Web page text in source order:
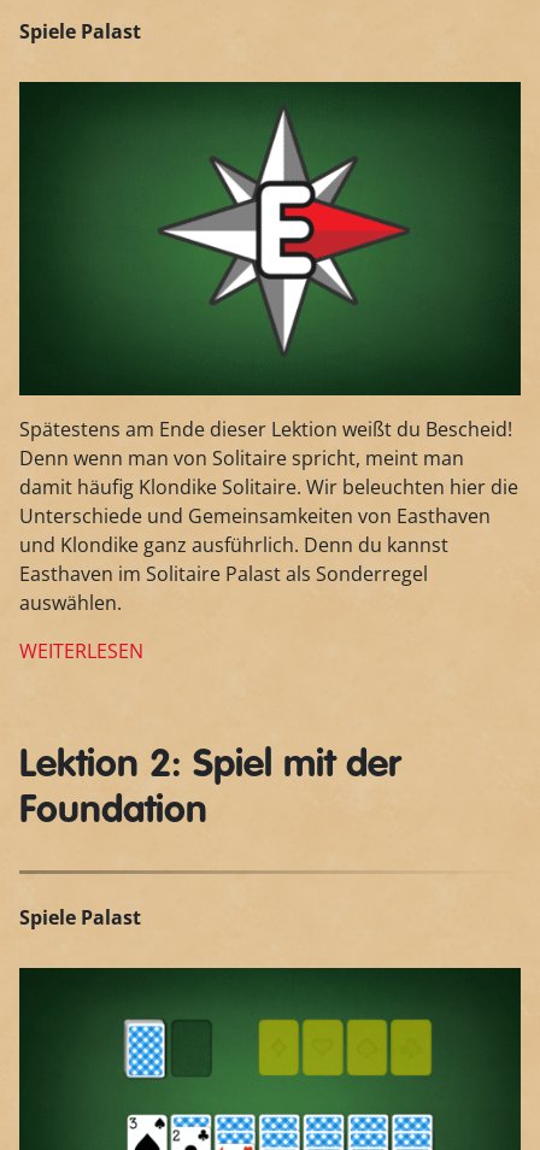
Spiele Palast
Spätestens am Ende dieser Lektion weißt du Bescheid!
Denn wenn man von Solitaire spricht, meint man
damit häufig Klondike Solitaire. Wir beleuchten hier die
Unterschiede und Gemeinsamkeiten von Easthaven
und Klondike ganz ausführlich. Denn du kannst
Easthaven im Solitaire Palast als Sonderregel
auswählen.
WEITERLESEN
Lektion 2: Spiel mit der
Foundation
Spiele Palast